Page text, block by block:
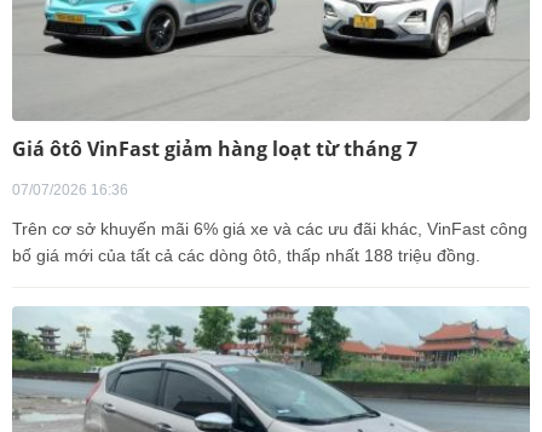
Giá ôtô VinFast giảm hàng loạt từ tháng 7
07/07/2026 16:36
Trên cơ sở khuyến mãi 6% giá xe và các ưu đãi khác, VinFast công
bố giá mới của tất cả các dòng ôtô, thấp nhất 188 triệu đồng.